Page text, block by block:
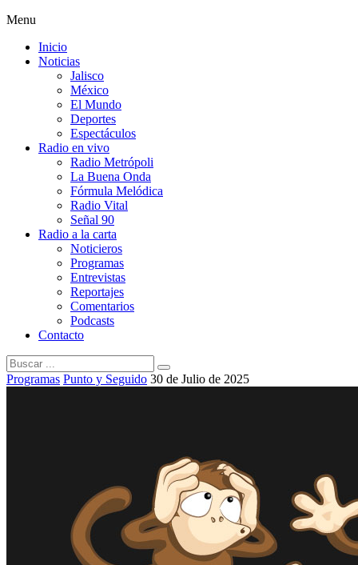
Menu
Inicio
Noticias
Jalisco
México
El Mundo
Deportes
Espectáculos
Radio en vivo
Radio Metrópoli
La Buena Onda
Fórmula Melódica
Radio Vital
Señal 90
Radio a la carta
Noticieros
Programas
Entrevistas
Reportajes
Comentarios
Podcasts
Contacto
Programas Punto y Seguido 30 de Julio de 2025